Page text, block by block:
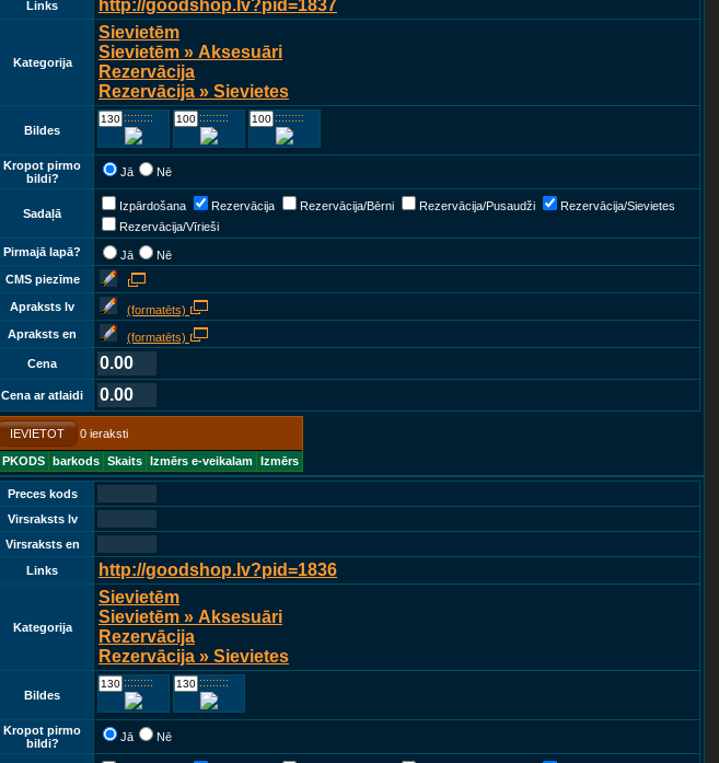
Links
http://goodshop.lv?pid=1837
Kategorija
Sievietēm
Sievietēm » Aksesuāri
Rezervācija
Rezervācija » Sievietes
Bildes
:::::::::::: :::::::::::: ::::::::::::
Kropot pirmo
bildi?
Jā Nē
Sadaļā
Izpārdošana Rezervācija Rezervācija/Bērni Rezervācija/Pusaudži
Rezervācija/Sievietes
Rezervācija/Vīrieši
Pirmajā lapā?
Jā
Nē
CMS piezīme
Apraksts lv
(formatēts)
Apraksts en
(formatēts)
Cena
0.00
Cena ar atlaidi 0.00
IEVIETOT 0 ieraksti
PKODS barkods Skaits Izmērs e-veikalam Izmērs
Preces kods
Virsraksts lv
Virsraksts en
Links
http://goodshop.lv?pid=1836
Kategorija
Sievietēm
Sievietēm » Aksesuāri
Rezervācija
Rezervācija » Sievietes
Bildes
:::::::::::: ::::::::::::
Kropot pirmo
bildi?
Jā Nē